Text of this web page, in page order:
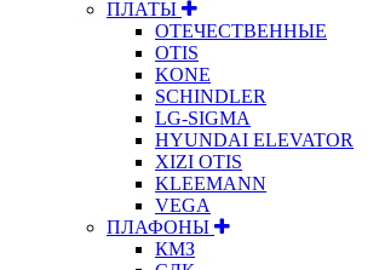
ПЛАТЫ
ОТЕЧЕСТВЕННЫЕ
OTIS
KONE
SCHINDLER
LG-SIGMA
HYUNDAI ELEVATOR
XIZI OTIS
KLEEMANN
VEGA
ПЛАФОНЫ
КМЗ